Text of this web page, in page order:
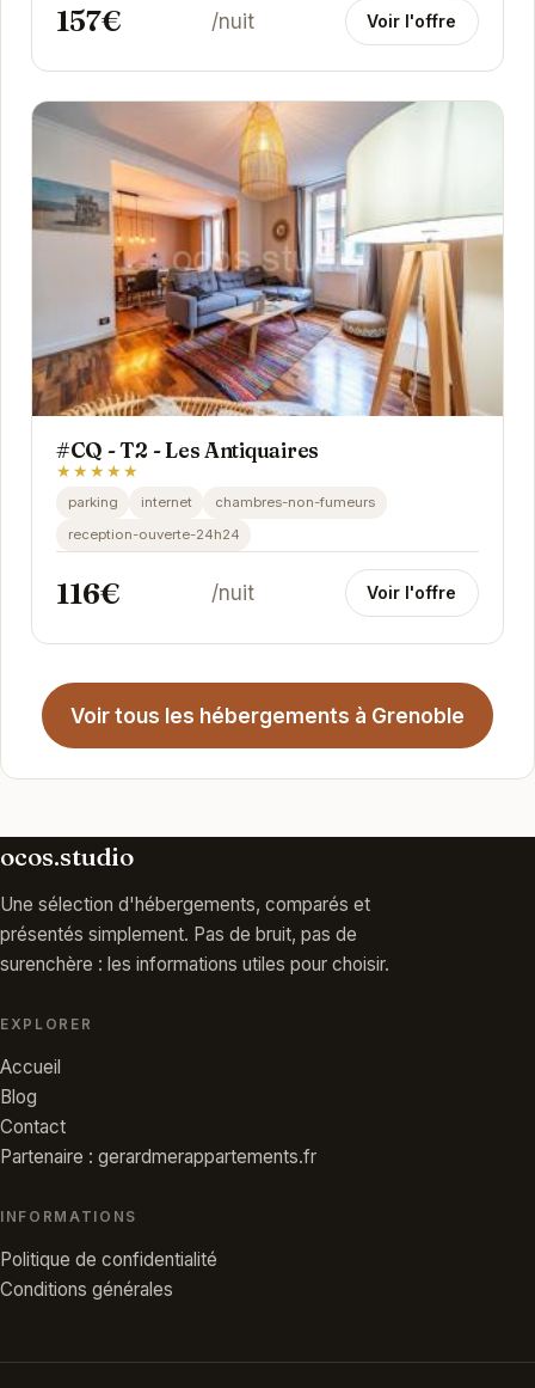
157€ /nuit Voir l'offre
#CQ - T2 - Les Antiquaires
★★★★★
parking internet
chambres-non-fumeurs
reception-ouverte-24h24
116€ /nuit Voir l'offre
Voir tous les hébergements à Grenoble
ocos.studio
Une sélection d'hébergements, comparés et
présentés simplement. Pas de bruit, pas de
surenchère : les informations utiles pour choisir.
EXPLORER
Accueil
Blog
Contact
Partenaire : gerardmerappartements.fr
INFORMATIONS
Politique de confidentialité
Conditions générales